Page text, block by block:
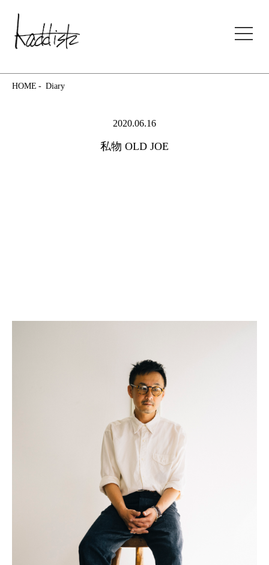
kaddish development store
HOME Diary
2020.06.16
私物 OLD JOE